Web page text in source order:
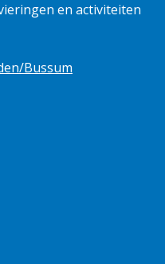
en activiteiten
Bussum